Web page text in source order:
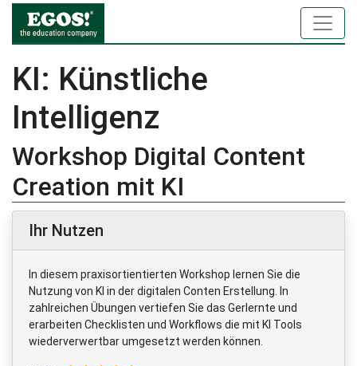
KI: Künstliche
Intelligenz
Workshop Digital Content
Creation mit KI
Ihr Nutzen
In diesem praxisortientierten Workshop lernen Sie die
Nutzung von KI in der digitalen Conten Erstellung. In
zahlreichen Übungen vertiefen Sie das Gerlernte und
erarbeiten Checklisten und Workflows die mit KI Tools
wiederverwertbar umgesetzt werden können.